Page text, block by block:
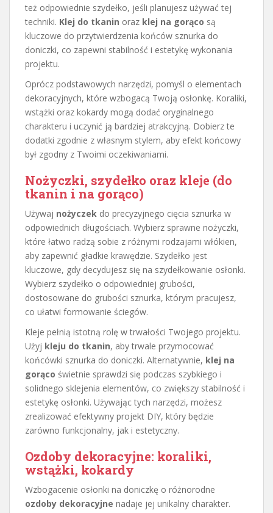
też odpowiednie szydełko, jeśli planujesz używać tej
techniki. Klej do tkanin oraz klej na gorąco są
kluczowe do przytwierdzenia końców sznurka do
doniczki, co zapewni stabilność i estetykę wykonania
projektu.
Oprócz podstawowych narzędzi, pomyśl o elementach
dekoracyjnych, które wzbogacą Twoją osłonkę. Koraliki,
wstążki oraz kokardy mogą dodać oryginalnego
charakteru i uczynić ją bardziej atrakcyjną. Dobierz te
dodatki zgodnie z własnym stylem, aby efekt końcowy
był zgodny z Twoimi oczekiwaniami.
Nożyczki, szydełko oraz kleje (do
tkanin i na gorąco)
Używaj nożyczek do precyzyjnego cięcia sznurka w
odpowiednich długościach. Wybierz sprawne nożyczki,
które łatwo radzą sobie z różnymi rodzajami włókien,
aby zapewnić gładkie krawędzie. Szydełko jest
kluczowe, gdy decydujesz się na szydełkowanie osłonki.
Wybierz szydełko o odpowiedniej grubości,
dostosowane do grubości sznurka, którym pracujesz,
co ułatwi formowanie ściegów.
Kleje pełnią istotną rolę w trwałości Twojego projektu.
Użyj kleju do tkanin, aby trwale przymocować
końcówki sznurka do doniczki. Alternatywnie, klej na
gorąco świetnie sprawdzi się podczas szybkiego i
solidnego sklejenia elementów, co zwiększy stabilność i
estetykę osłonki. Używając tych narzędzi, możesz
zrealizować efektywny projekt DIY, który będzie
zarówno funkcjonalny, jak i estetyczny.
Ozdoby dekoracyjne: koraliki,
wstążki, kokardy
Wzbogacenie osłonki na doniczkę o różnorodne
ozdoby dekoracyjne nadaje jej unikalny charakter.